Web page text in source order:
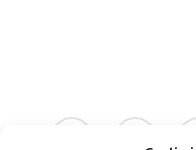
facebook
google-